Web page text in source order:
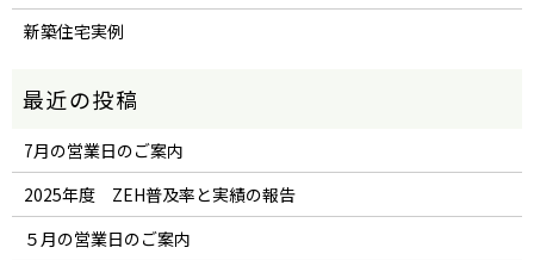
新築住宅実例
7月の営業日のご案内
2025年度 ZEH普及率と実績の報告
５月の営業日のご案内